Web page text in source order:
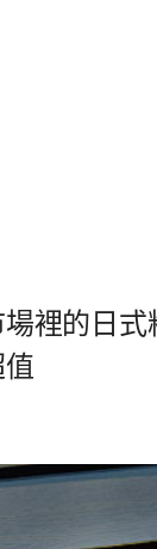
裡的日